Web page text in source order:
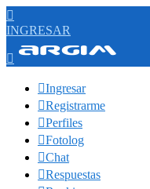

INGRESAR

Ingresar
Registrarme
Perfiles
Fotolog
Chat
Respuestas